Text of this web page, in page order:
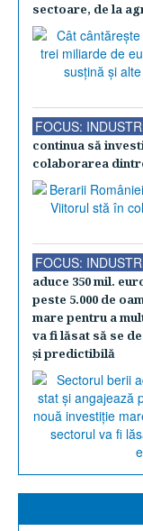
sectoare, de la
FOCUS:
continua să
colaborarea
FOCUS:
aduce 350 mil.
peste 5.000 de
mare pentru a
va fi lăsat să se
şi predictibilă